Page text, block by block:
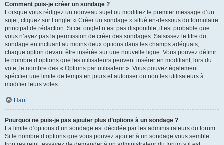
Comment puis-je créer un sondage ?
Lorsque vous rédigez un nouveau sujet ou modifiez le premier message d’un
sujet, cliquez sur l’onglet « Créer un sondage » situé en-dessous du formulaire
principal de rédaction. Si cet onglet n’est pas disponible, il est probable que
vous n’ayez pas la permission de créer des sondages. Saisissez le titre du
sondage en incluant au moins deux options dans les champs adéquats,
chaque option devant être insérée sur une nouvelle ligne. Vous pouvez définir
le nombre d’options que les utilisateurs peuvent insérer en modifiant, lors du
vote, le nombre des « Options par utilisateur ». Vous pouvez également
spécifier une limite de temps en jours et autoriser ou non les utilisateurs à
modifier leurs votes.
Haut
Pourquoi ne puis-je pas ajouter plus d’options à un sondage ?
La limite d’options d’un sondage est décidée par les administrateurs du forum.
Si le nombre d’options que vous pouvez ajouter à un sondage vous semble